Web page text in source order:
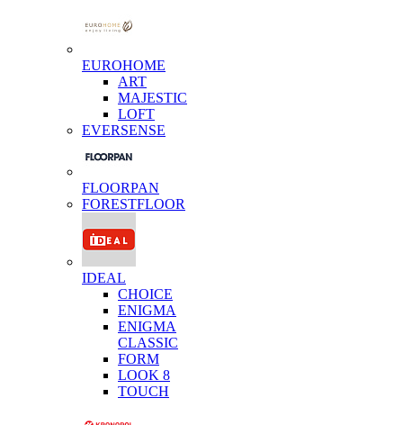
EUROHOME
ART
MAJESTIC
LOFT
EVERSENSE
FLOORPAN
FORESTFLOOR
IDEAL
CHOICE
ENIGMA
ENIGMA
CLASSIC
FORM
LOOK 8
TOUCH